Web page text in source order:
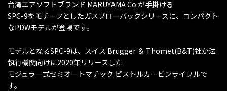
台湾エアソフトブランド MARUYAMA Co.が手掛ける
SPC-9をモチーフとしたガスブローバックシリーズに、コンパクト
なPDWモデルが登場です。
モデルとなるSPC-9は、スイス Brugger ＆ Thomet(B&T)社が法
執行機関向けに2020年リリースした
モジュラー式セミオートマチック ピストルカービンライフルで
す。